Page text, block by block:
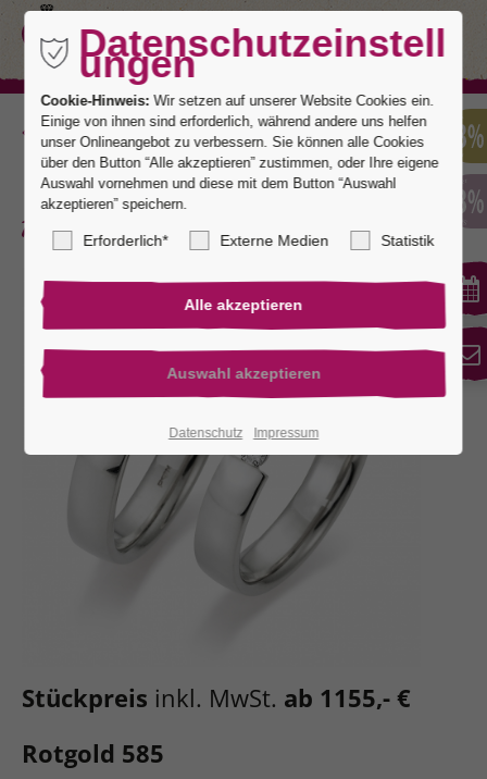
Zurück
Augsburg 16
Stückpreis inkl. MwSt. ab 1155,- €
Rotgold 585
Datenschutzeinstell
ungen
Cookie-Hinweis: Wir setzen auf unserer Website Cookies ein.
Einige von ihnen sind erforderlich, während andere uns helfen
unser Onlineangebot zu verbessern. Sie können alle Cookies
über den Button “Alle akzeptieren” zustimmen, oder Ihre eigene
Auswahl vornehmen und diese mit dem Button “Auswahl
akzeptieren” speichern.
Erforderlich* Externe Medien Statistik
Datenschutz Impressum